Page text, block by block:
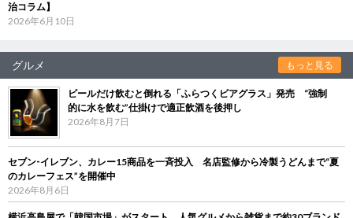
治コラム】
2026年6月10日
グルメ もっと見る
ビールだけ飲むと倒れる「ふらつくビアグラス」発売 “強制
的に水を飲む”仕掛けで適正飲酒を後押し
2026年8月7日
セブン‐イレブン、カレー15商品を一斉投入 名店監修から冷製うどんまで“夏
のカレーフェス”を開催中
2026年8月6日